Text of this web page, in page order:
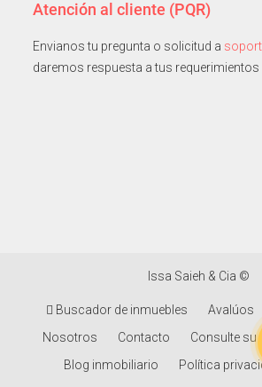
Atención al cliente (PQR)
Envianos tu pregunta o solicitud a
daremos respuesta a tus requerimientos
Issa Saieh & Cia ©
Buscador de inmuebles Avalúos
Nosotros
Contacto
Consulte su
Blog inmobiliario
Política